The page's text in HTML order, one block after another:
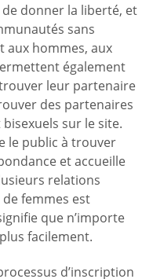
donner la liberté, et
sans
aux hommes, aux
également
leur partenaire
des partenaires
sur le site.
le public à trouver
et accueille
relations
de femmes est
que n’importe
facilement.
d’inscription